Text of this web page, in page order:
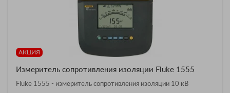
АКЦИЯ
Измеритель сопротивления изоляции Fluke 1555
Fluke 1555 - измеритель сопротивления изоляции 10 кВ